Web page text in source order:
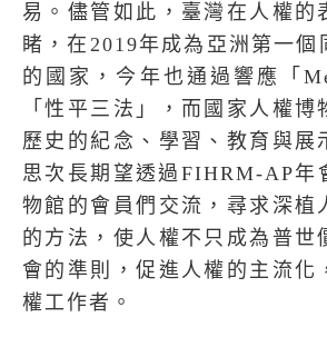
易。儘管如此，臺灣在人權的
睹，在 2019年成為亞洲第一個
的國家，今年也通過響應「
「性平三法」，而國家人權博
歷史的紀念、學習、教育與展
思次長期望透過 FIHRM-AP年
物館的會員們交流，尋求深植
的方法，使人權不只成為普世
會的準則，促進人權的主流化
權工作者。